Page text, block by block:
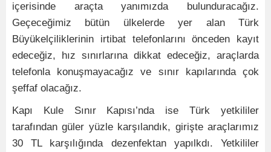
içerisinde araçta yanımızda bulunduracağız.
Geçeceğimiz bütün ülkelerde yer alan Türk
Büyükelçiliklerinin irtibat telefonlarını önceden kayıt
edeceğiz, hız sınırlarına dikkat edeceğiz, araçlarda
telefonla konuşmayacağız ve sınır kapılarında çok
şeffaf olacağız.
Kapı Kule Sınır Kapısı’nda ise Türk yetkililer
tarafından güler yüzle karşılandık, girişte araçlarımız
30 TL karşılığında dezenfektan yapılkdı. Yetkililer